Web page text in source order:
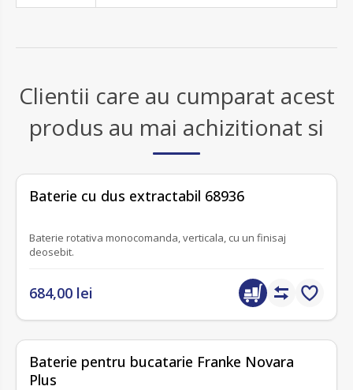
Clientii care au cumparat acest
produs au mai achizitionat si
Baterie cu dus extractabil 68936
Baterie rotativa monocomanda, verticala, cu un finisaj
deosebit.
684,00 lei
Baterie pentru bucatarie Franke Novara
Plus